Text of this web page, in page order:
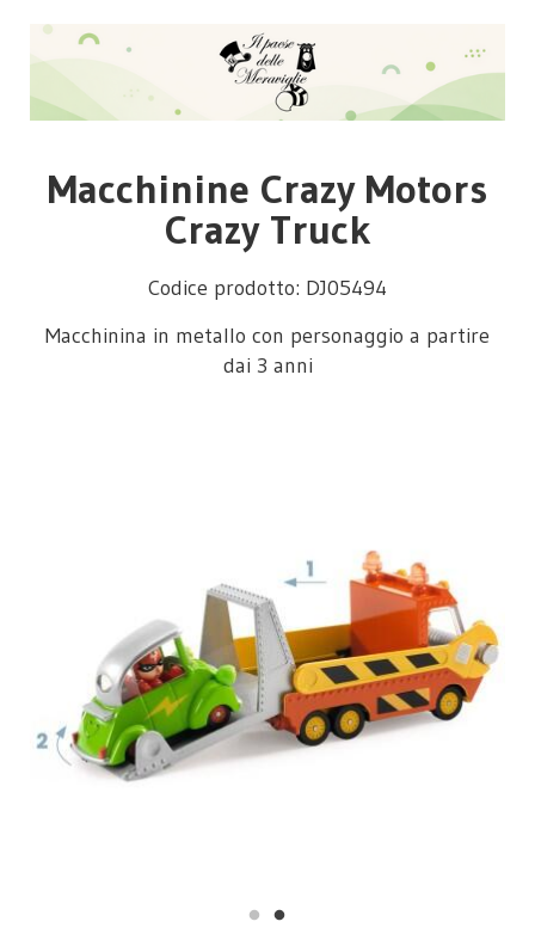
Macchinine Crazy Motors
Crazy Truck
Codice prodotto: DJ05494
Macchinina in metallo con personaggio a partire
dai 3 anni